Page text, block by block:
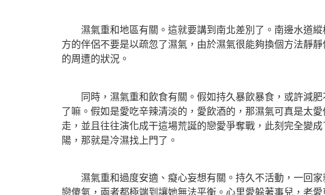
濕氣重和地區有關。這就要講到南北差別了。南邊水道縱
方的伴侶不要是以疏忽了濕氣，由於濕氣很能夠換個方法靜
的周遭的狀況。
同時，濕氣重和飲食有關。假如持久暴飲暴食，或許減肥
了嘛。假如是愛吃辛辣清淡的，愛飲酒的，那濕氣可真是太
走，並且往往演化成干這場荒誕的戀愛爭奪戰，此刻完全變
陽，那就是冷濕找上門了。
濕氣重和過度安適、癡心妄想有關。持久不活動，一回家
戀傻氣，兩者都極端到讓她無法平衡。心里愛躲著事兒，老